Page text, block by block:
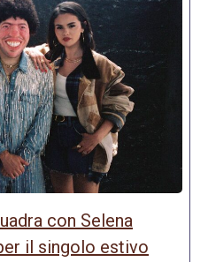
con Selena
il singolo estivo